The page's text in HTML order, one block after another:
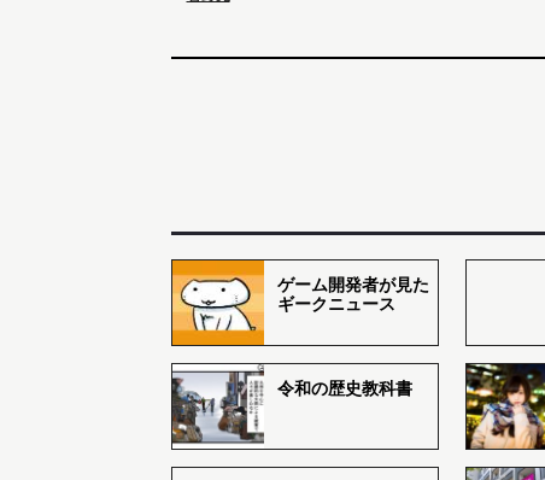
ゲーム開発者が見た
ギークニュース
令和の歴史教科書